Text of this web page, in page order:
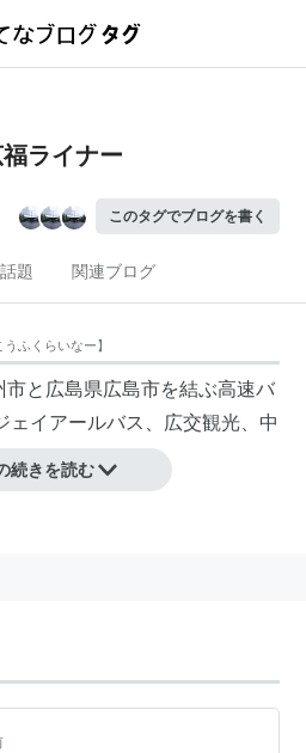
ライナー
このタグでブログを書く
題 関連ブログ
うふくらいなー】
と広島県広島市を結ぶ高速バ
ェイアールバス、広交観光、中
続きを読む